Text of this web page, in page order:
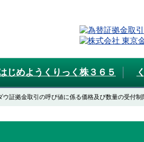
じめようくりっく株３６５
ウ証拠金取引の呼び値に係る価格及び数量の受付制